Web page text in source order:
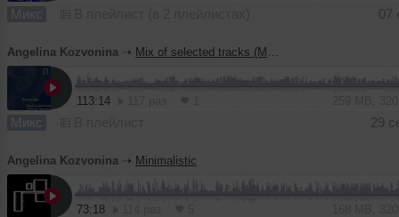
Микс 07
Angelina Kozvonina ➝ Mix of selected tracks (Mоно Бар "Проходная" 16.09.2023)
113:14
Микс 29
Angelina Kozvonina ➝ Minimalistic
73:18